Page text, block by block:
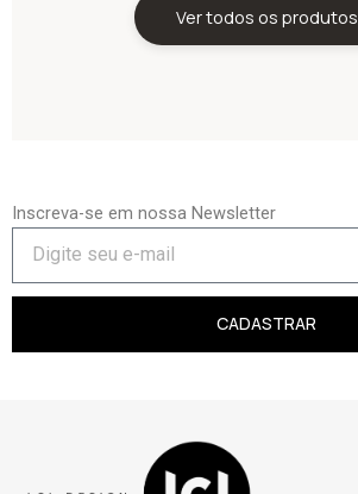
Ver todos os produtos
Inscreva-se em nossa Newsletter
CADASTRAR